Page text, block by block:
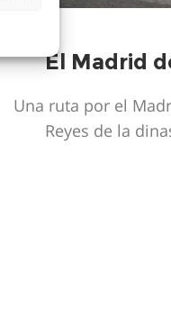
El Madrid
Una ruta por el
Reyes de la